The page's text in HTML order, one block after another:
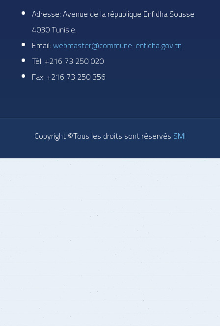
Adresse: Avenue de la république Enfidha Sousse
4030 Tunisie.
Email:webmaster@commune-enfidha.gov.tn
Tèl: +216 73 250 020
Fax: +216 73 250 356
Copyright ©Tous les droits sont réservés SMI